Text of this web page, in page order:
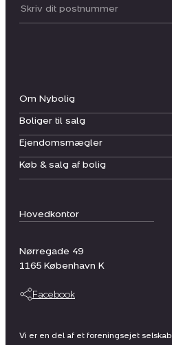
Hovedkontor
Nørregade 49
1165 København K
Facebook
Om Nybolig
Boliger til salg
Ejendomsmægler
Køb & salg af bolig
Postnummer
Vi er en del af et foreningsejet selskab